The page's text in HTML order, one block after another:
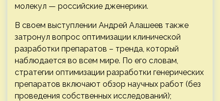
молекул — российские дженерики.
В своем выступлении Андрей Алашеев также
затронул вопрос оптимизации клинической
разработки препаратов – тренда, который
наблюдается во всем мире. По его словам,
стратегии оптимизации разработки генерических
препаратов включают обзор научных работ (без
проведения собственных исследований);